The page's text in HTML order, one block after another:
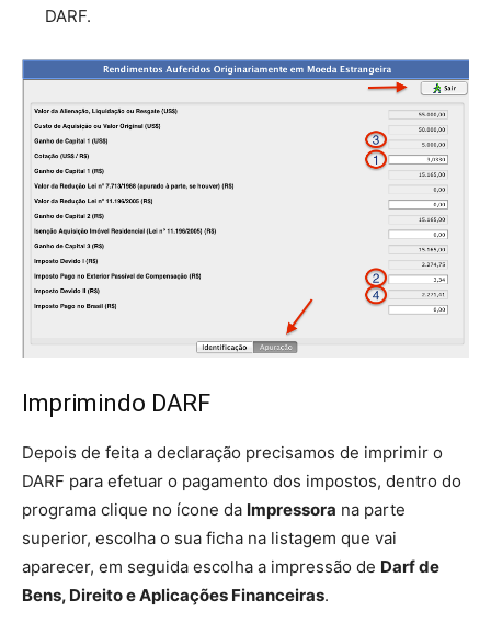
DARF.
Imprimindo DARF
Depois de feita a declaração precisamos de imprimir o
DARF para efetuar o pagamento dos impostos, dentro do
programa clique no ícone da Impressora na parte
superior, escolha o sua ficha na listagem que vai
aparecer, em seguida escolha a impressão de Darf de
Bens, Direito e Aplicações Financeiras.